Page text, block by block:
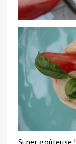
Super goûteuse !